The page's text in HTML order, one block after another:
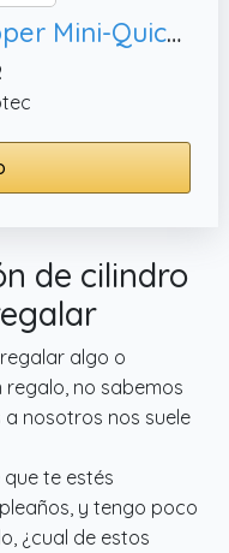
Gedotec Federschnapper Mini-Quick Automático Rápido Cerradura de Puerta Möbel-schnäpper | Acero Niquelado | Federschnapp-Verschluss para Atornillar | 1 Pieza - Druck-öffner para Cajones y Armarios
de cilindro
algo o
no sabemos
nosotros nos suele
te estés
y tengo poco
¿cual de estos